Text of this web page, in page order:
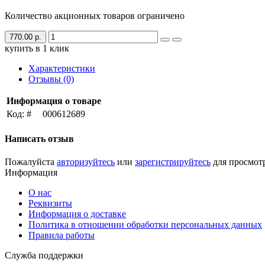
Количество акционных товаров ограничено
770.00 р.
купить в 1 клик
Характеристики
Отзывы (0)
Информация о товаре
Код: #
000612689
Написать отзыв
Пожалуйста авторизуйтесь или зарегистрируйтесь для
Информация
О нас
Реквизиты
Информация о доставке
Политика в отношении обработки персональных данных
Правила работы
Служба поддержки